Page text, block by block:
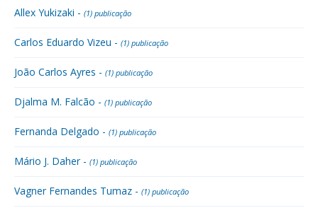
Allex Yukizaki - (1) publicação
Carlos Eduardo Vizeu - (1) publicação
João Carlos Ayres - (1) publicação
Djalma M. Falcão - (1) publicação
Fernanda Delgado - (1) publicação
Mário J. Daher - (1) publicação
Vagner Fernandes Tumaz - (1) publicação